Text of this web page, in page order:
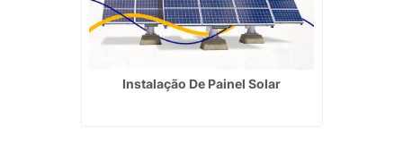
Instalação De Painel Solar